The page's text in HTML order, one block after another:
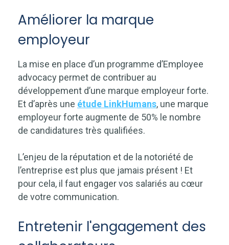
Améliorer la marque
employeur
La mise en place d’un programme d’Employee
advocacy permet de contribuer au
développement d’une marque employeur forte.
Et d’après une étude LinkHumans, une marque
employeur forte augmente de 50% le nombre
de candidatures très qualifiées.
L’enjeu de la réputation et de la notoriété de
l’entreprise est plus que jamais présent ! Et
pour cela, il faut engager vos salariés au cœur
de votre communication.
Entretenir l'engagement des